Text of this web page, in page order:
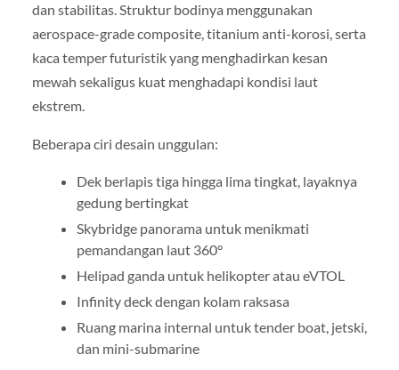
dan stabilitas. Struktur bodinya menggunakan
aerospace-grade composite, titanium anti-korosi, serta
kaca temper futuristik yang menghadirkan kesan
mewah sekaligus kuat menghadapi kondisi laut
ekstrem.
Beberapa ciri desain unggulan:
Dek berlapis tiga hingga lima tingkat, layaknya
gedung bertingkat
Skybridge panorama untuk menikmati
pemandangan laut 360°
Helipad ganda untuk helikopter atau eVTOL
Infinity deck dengan kolam raksasa
Ruang marina internal untuk tender boat, jetski,
dan mini-submarine